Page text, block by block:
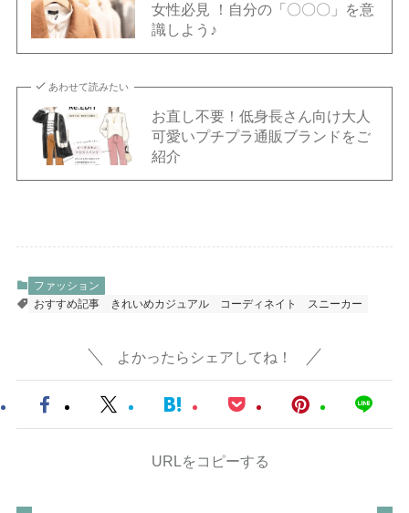
女性必見 ！自分の「〇〇〇」を意
識しよう♪
あわせて読みたい
お直し不要！低身長さん向け大人
可愛いプチプラ通販ブランドをご
紹介
ファッション
おすすめ記事
きれいめカジュアル コーディネイト スニーカー
よかったらシェアしてね！
URLをコピーする